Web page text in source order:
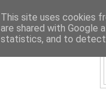
This site uses cookies
are shared with Google
statistics, and to detect